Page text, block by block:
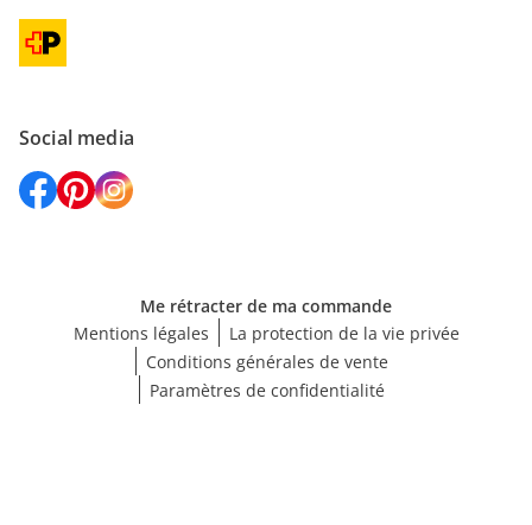
Social media
Me rétracter de ma commande
Mentions légales
La protection de la vie privée
Conditions générales de vente
Paramètres de confidentialité